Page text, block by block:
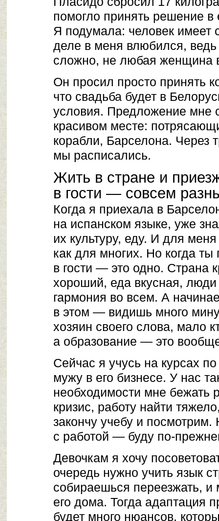
помогло принять решение в
Я подумала: человек имеет
деле в меня влюбился, ведь
сложно, не любая женщина
Он просил просто принять
что свадьба будет в
условия. Предложение мне
красивом месте:
корабли, Барселона. Через
мы расписались.
Жить в стране и
в гости — совсем
Когда я приехала в
на испанском языке, уже
их культуру, еду. И для
как для многих. Но когда
в гости — это одно. Страна
хороший, еда вкусная,
гармония во всем. А
в этом — видишь много
хозяин своего слова, мало
а образование — это
Сейчас я учусь на курсах
мужу в его бизнесе. У нас
необходимости мне бежать
кризис, работу найти
закончу учебу и посмотрим.
с работой — буду по-
Девочкам я хочу
очередь нужно учить язык
собираешься переезжать, и
его дома. Тогда адаптация
будет много нюансов,